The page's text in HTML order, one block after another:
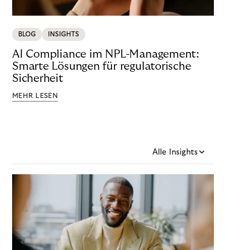
BLOG INSIGHTS
AI Compliance im NPL-Management:
Smarte Lösungen für regulatorische
Sicherheit
MEHR LESEN
Alle Insights